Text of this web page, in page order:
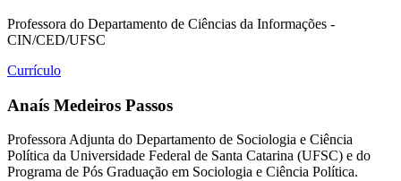
Professora do Departamento de Ciências da Informações -
CIN/CED/UFSC
Currículo
Anaís Medeiros Passos
Professora Adjunta do Departamento de Sociologia e Ciência
Política da Universidade Federal de Santa Catarina (UFSC) e do
Programa de Pós Graduação em Sociologia e Ciência Política.